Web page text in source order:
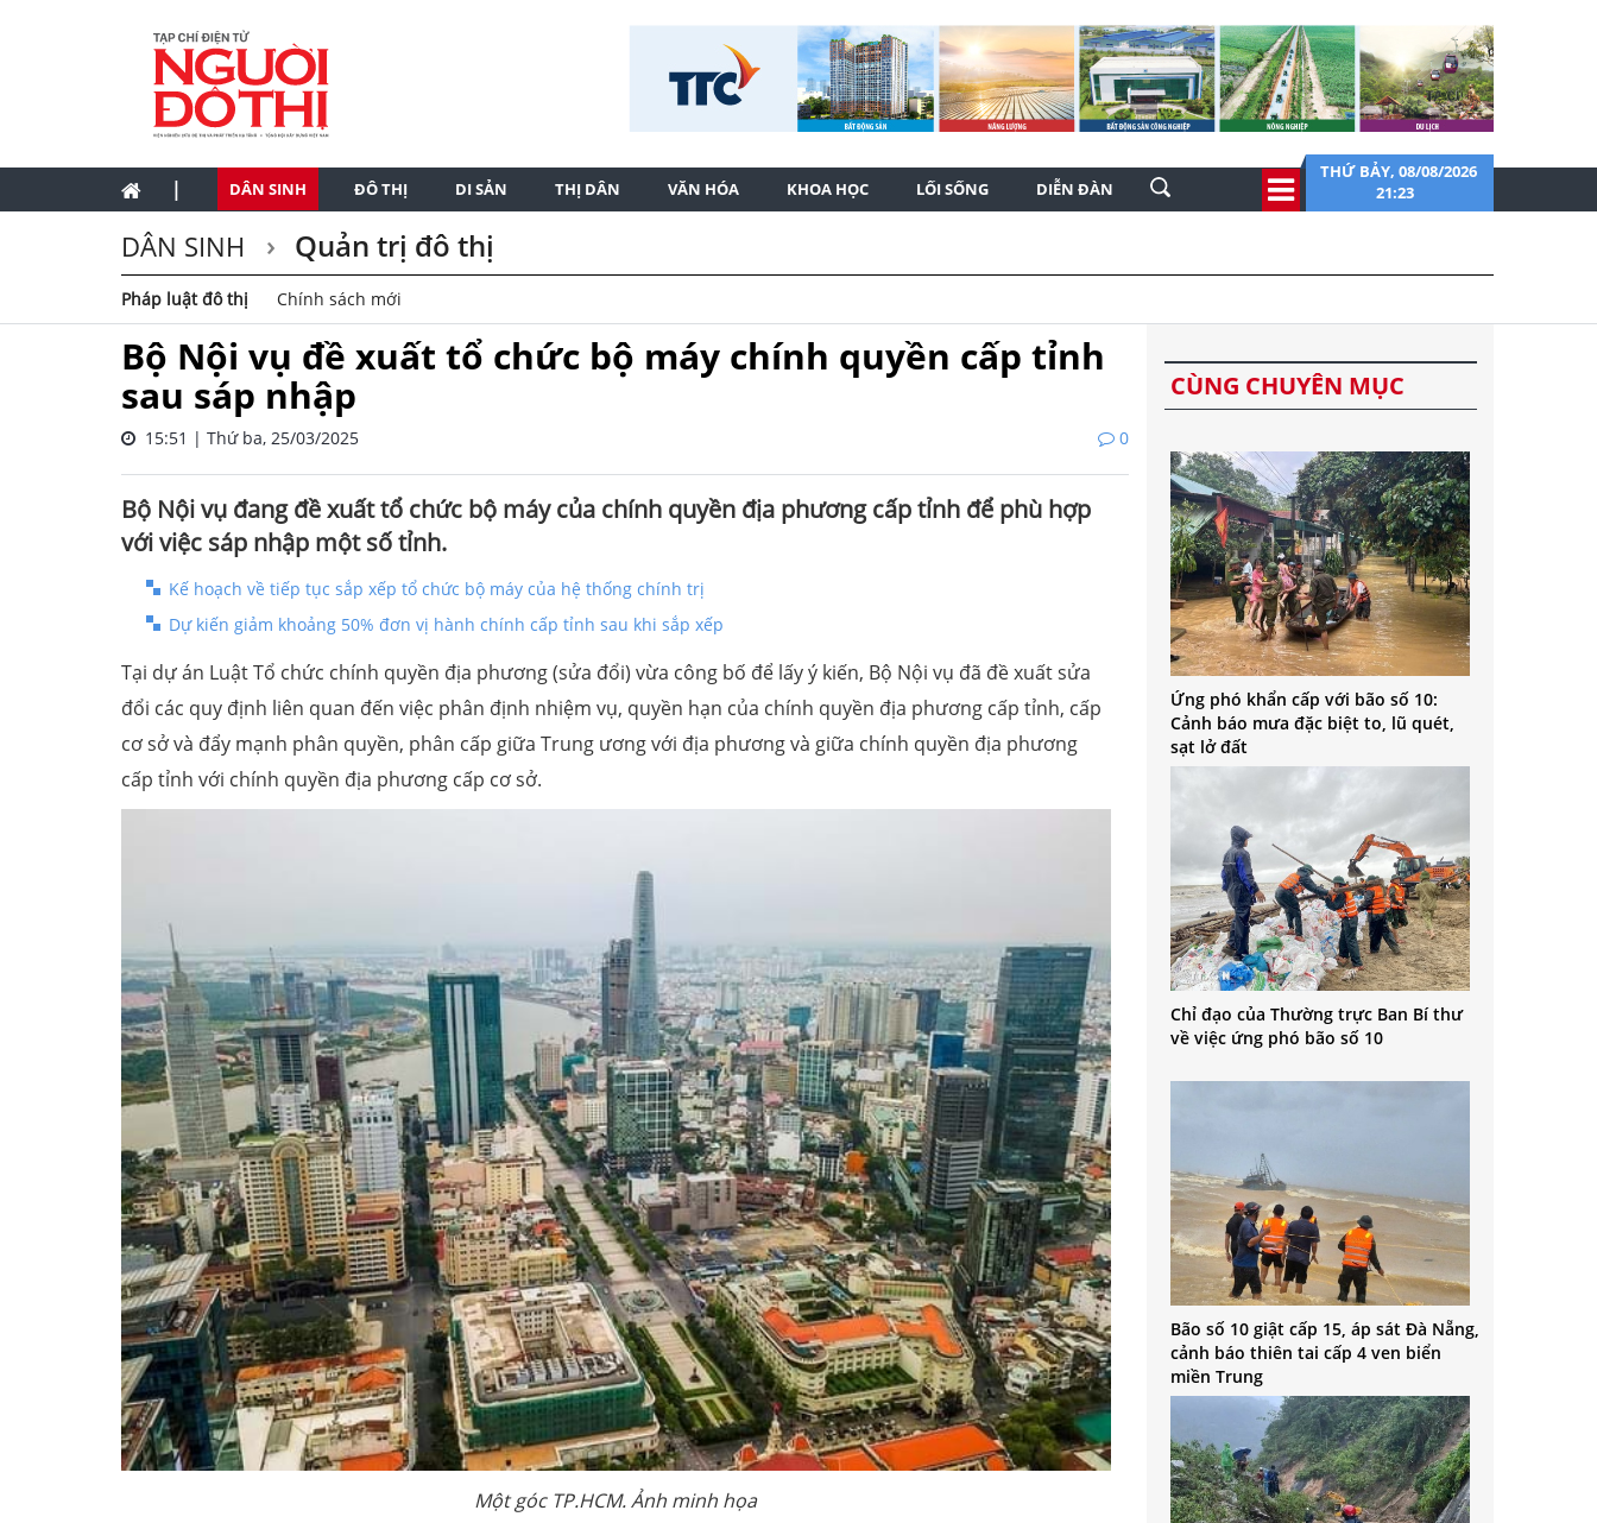
| DÂN SINH ĐÔ THỊ DI SẢN THỊ DÂN VĂN HÓA KHOA HỌC LỐI SỐNG DIỄN ĐÀN
THỨ BẢY, 08/08/2026
21:23
DÂN SINH Quản trị đô thị
Pháp luật đô thị Chính sách mới
Bộ Nội vụ đề xuất tổ chức bộ máy chính quyền cấp tỉnh
sau sáp nhập
15:51 | Thứ ba, 25/03/2025 0
Bộ Nội vụ đang đề xuất tổ chức bộ máy của chính quyền địa phương cấp tỉnh để phù hợp
với việc sáp nhập một số tỉnh.
Kế hoạch về tiếp tục sắp xếp tổ chức bộ máy của hệ thống chính trị
Dự kiến giảm khoảng 50% đơn vị hành chính cấp tỉnh sau khi sắp xếp
Tại dự án Luật Tổ chức chính quyền địa phương (sửa đổi) vừa công bố để lấy ý kiến, Bộ Nội vụ đã đề xuất sửa
đổi các quy định liên quan đến việc phân định nhiệm vụ, quyền hạn của chính quyền địa phương cấp tỉnh, cấp
cơ sở và đẩy mạnh phân quyền, phân cấp giữa Trung ương với địa phương và giữa chính quyền địa phương
cấp tỉnh với chính quyền địa phương cấp cơ sở.
Một góc TP.HCM. Ảnh minh họa
CÙNG CHUYÊN MỤC
Ứng phó khẩn cấp với bão số 10:
Cảnh báo mưa đặc biệt to, lũ quét,
sạt lở đất
Chỉ đạo của Thường trực Ban Bí thư
về việc ứng phó bão số 10
Bão số 10 giật cấp 15, áp sát Đà Nẵng,
cảnh báo thiên tai cấp 4 ven biển
miền Trung